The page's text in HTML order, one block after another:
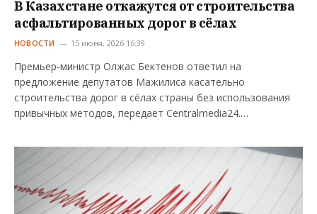
В Казахстане откажутся от строительства
асфальтированных дорог в сёлах
НОВОСТИ 15 июня, 2026 16:39
Премьер-министр Олжас Бектенов ответил на
предложение депутатов Мажилиса касательно
строительства дорог в сёлах страны без использования
привычных методов, передаёт Centralmedia24.…